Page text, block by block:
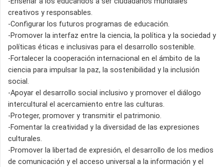
creativos y responsables.
-Configurar los futuros programas de educación.
-Promover la interfaz entre la ciencia, la política y la sociedad y
políticas éticas e inclusivas para el desarrollo sostenible.
-Fortalecer la cooperación internacional en el ámbito de la
ciencia para impulsar la paz, la sostenibilidad y la inclusión
social.
-Apoyar el desarrollo social inclusivo y promover el diálogo
intercultural el acercamiento entre las culturas.
-Proteger, promover y transmitir el patrimonio.
-Fomentar la creatividad y la diversidad de las expresiones
culturales.
-Promover la libertad de expresión, el desarrollo de los medios
de comunicación y el acceso universal a la información y el